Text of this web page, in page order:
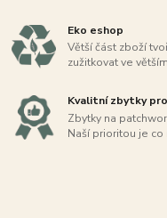
Eko eshop
Větší část zboží
zužitkovat ve
Kvalitní zbytky
Zbytky na
Naší prioritou je